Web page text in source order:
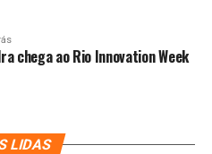
chega ao Rio Innovation Week
LIDAS